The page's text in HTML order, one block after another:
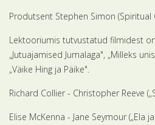
Produtsent Stephen Simon (Spiritual
Lektooriumis tutvustatud filmidest
„Jutuajamised Jumalaga", „Milleks
„Väike Hing ja Päike".
Richard Collier - Christopher Reeve
Elise McKenna - Jane Seymour („Ela